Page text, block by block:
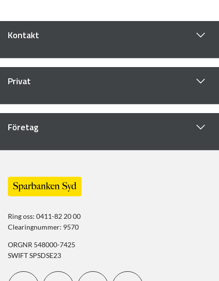
Kontakt
Privat
Företag
Ring oss: 0411-82 20 00
Clearingnummer: 9570
ORGNR 548000-7425
SWIFT SPSDSE23